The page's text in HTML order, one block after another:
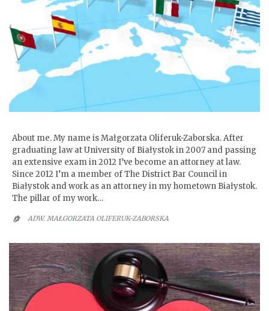
About me. My name is Małgorzata Oliferuk-Zaborska. After
graduating law at University of Białystok in 2007 and passing
an extensive exam in 2012 I’ve become an attorney at law.
Since 2012 I’m a member of The District Bar Council in
Białystok and work as an attorney in my hometown Białystok.
The pillar of my work…
 ADW. MAŁGORZATA OLIFERUK-ZABORSKA